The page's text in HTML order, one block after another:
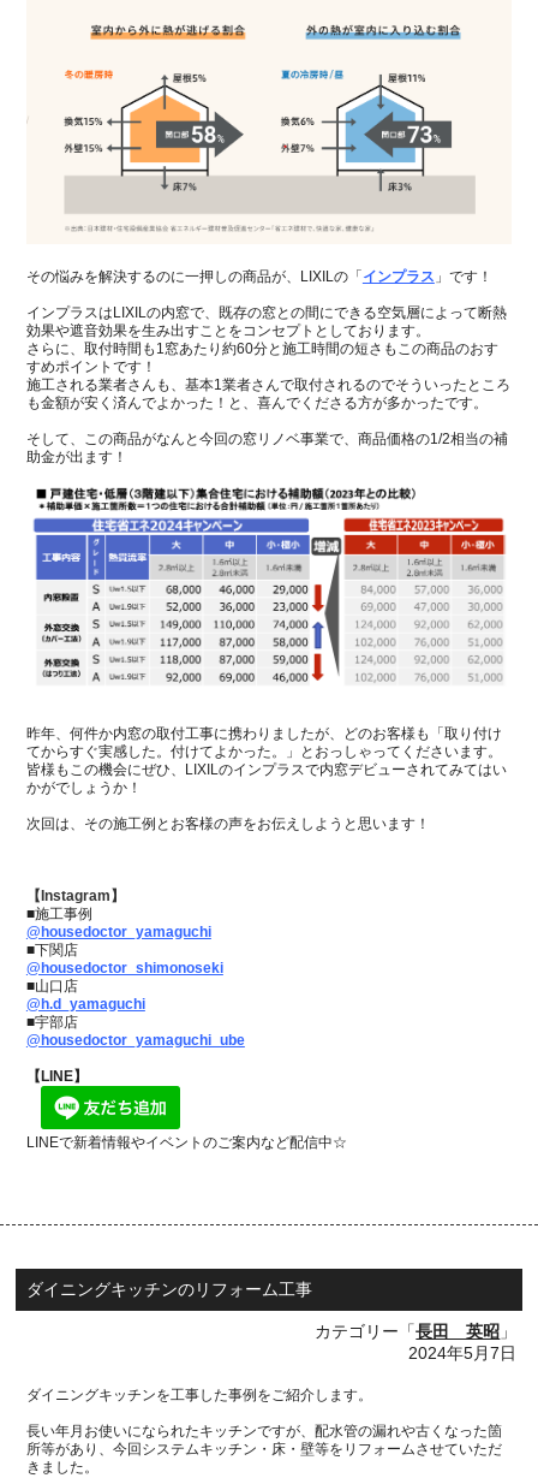
その悩みを解決するのに一押しの商品が、LIXILの「インプラス 」です！
インプラスはLIXILの内窓で、既存の窓との間にできる空気層によって断熱
効果や遮音効果を生み出すことをコンセプトとしております。
さらに、取付時間も1窓あたり約60分と施工時間の短さもこの商品のおす
すめポイントです！
施工される業者さんも、基本1業者さんで取付されるのでそういったところ
も金額が安く済んでよかった！と、喜んでくださる方が多かったです。
そして、この商品がなんと今回の窓リノベ事業で、商品価格の1/2相当の補
助金が出ます！
昨年、何件か内窓の取付工事に携わりましたが、どのお客様も「取り付け
てからすぐ実感した。付けてよかった。」とおっしゃってくださいます。
皆様もこの機会にぜひ、LIXILのインプラスで内窓デビューされてみてはい
かがでしょうか！
次回は、その施工例とお客様の声をお伝えしようと思います！
【Instagram】
■施工事例
@housedoctor_yamaguchi
■下関店
@housedoctor_shimonoseki
■山口店
@h.d_yamaguchi
■宇部店
@housedoctor_yamaguchi_ube
【LINE】
LINEで新着情報やイベントのご案内など配信中☆
ダイニングキッチンのリフォーム工事
カテゴリー「長田 英昭 」
2024年5月7日
ダイニングキッチンを工事した事例をご紹介します。
長い年月お使いになられたキッチンですが、配水管の漏れや古くなった箇
所等があり、今回システムキッチン・床・壁等をリフォームさせていただ
きました。